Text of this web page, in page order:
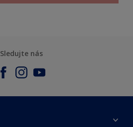
Sledujte nás